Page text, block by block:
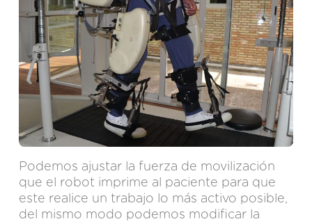
Podemos ajustar la fuerza de movilización
que el robot imprime al paciente para que
este realice un trabajo lo más activo posible,
del mismo modo podemos modificar la